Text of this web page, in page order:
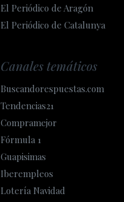
El Periódico de Aragón
El Periódico de Catalunya
Canales temáticos
Buscandorespuestas.com
Tendencias21
Compramejor
Fórmula 1
Guapisimas
Iberempleos
Lotería Navidad